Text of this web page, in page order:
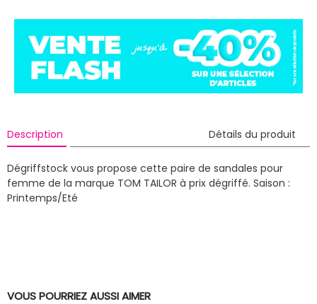
Description Détails du produit
Dégriffstock vous propose cette paire de sandales pour
femme de la marque TOM TAILOR à prix dégriffé. Saison :
Printemps/Eté
VOUS POURRIEZ AUSSI AIMER